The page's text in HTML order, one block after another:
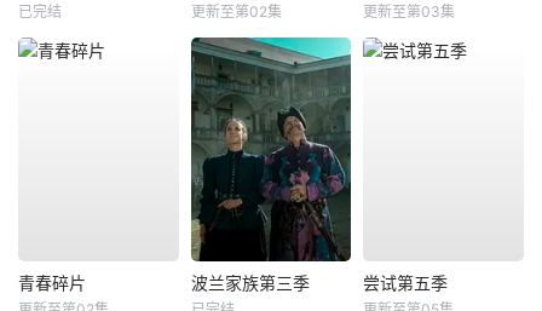
已完结 更新至第02集 更新至第03集
青春碎片 波兰家族第三季 尝试第五季